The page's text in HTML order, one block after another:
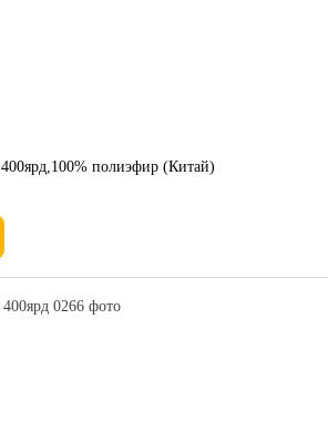
полиэфир (Китай)